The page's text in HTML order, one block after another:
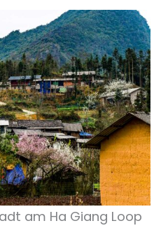
am Ha Giang Loop